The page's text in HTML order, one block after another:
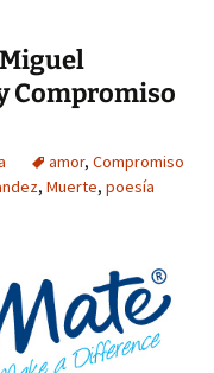
Compromiso
amor, Compromiso
, Muerte, poesía